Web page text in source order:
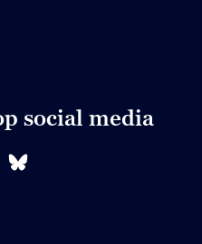
social media